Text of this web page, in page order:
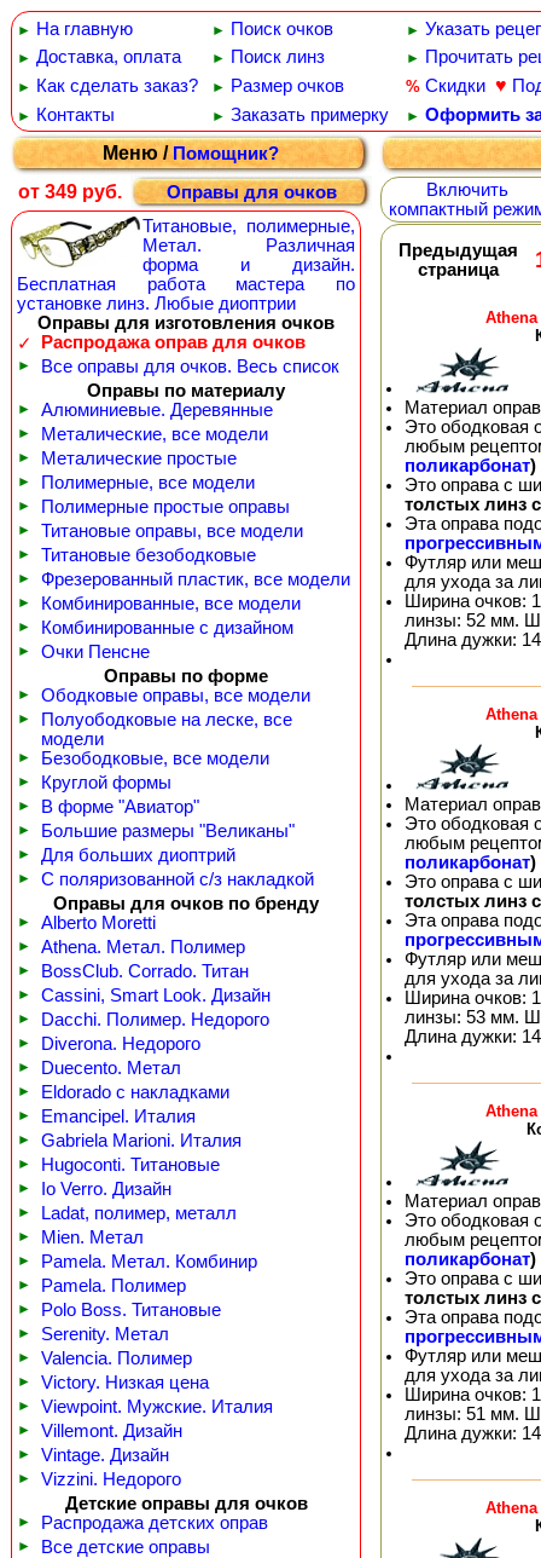
► На главную ► Поиск очков ► Указать
► Доставка, оплата ► Поиск линз ► Прочитать
► Как сделать заказ? ► Размер очков % Скидки ♥
► Контакты ► Заказать примерку ► Оформить
Меню /Помощник?
от 349 руб.
Оправы для очков
Титановые, полимерные,
Метал. Различная
форма и дизайн.
Бесплатная работа мастера по
установке линз. Любые диоптрии
Оправы для изготовления очков
✓
Распродажа оправ для очков
►
Все оправы для очков. Весь список
Оправы по материалу
► Алюминиевые. Деревянные
► Металические, все модели
► Металические простые
► Полимерные, все модели
► Полимерные простые оправы
► Титановые оправы, все модели
► Титановые безободковые
► Фрезерованный пластик, все модели
► Комбинированные, все модели
► Комбинированные с дизайном
►
Очки Пенсне
Оправы по форме
► Ободковые оправы, все модели
►
Полуободковые на леске, все
модели
► Безободковые, все модели
► Круглой формы
► В форме "Авиатор"
► Большие размеры "Великаны"
► Для больших диоптрий
►
С поляризованной с/з накладкой
Оправы для очков по бренду
► Alberto Moretti
► Athena. Метал. Полимер
► BossClub. Corrado. Титан
► Cassini, Smart Look. Дизайн
► Dacchi. Полимер. Недорого
► Diverona. Недорого
► Duecento. Метал
► Eldorado с накладками
► Emancipel. Италия
► Gabriela Marioni. Италия
► Hugoconti. Титановые
► Io Verro. Дизайн
► Ladat, полимер, металл
► Mien. Метал
► Pamela. Метал. Комбинир
► Pamela. Полимер
► Polo Boss. Титановые
► Serenity. Метал
► Valencia. Полимер
► Victory. Низкая цена
► Viewpoint. Мужские. Италия
► Villemont. Дизайн
► Vintage. Дизайн
►
Vizzini. Недорого
Детские оправы для очков
► Распродажа детских оправ
► Все детские оправы
Включить
компактный
Предыдущая
страница
Материал
Это ободковая
любым
поликарбонат)
Это оправа с
толстых линз
Эта оправа
Футляр или
для ухода за
Ширина очков:
линзы: 52 мм.
Длина дужки:
Материал
Это ободковая
любым
поликарбонат)
Это оправа с
толстых линз
Эта оправа
Футляр или
для ухода за
Ширина очков:
линзы: 53 мм.
Длина дужки:
Материал
Это ободковая
любым
поликарбонат)
Это оправа с
толстых линз
Эта оправа
Футляр или
для ухода за
Ширина очков:
линзы: 51 мм.
Длина дужки: